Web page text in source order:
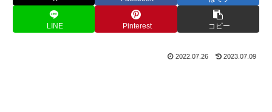
LINE Pinterest コピー
2022.07.26 2023.07.09